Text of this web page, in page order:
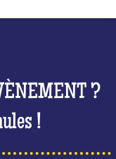
?
!